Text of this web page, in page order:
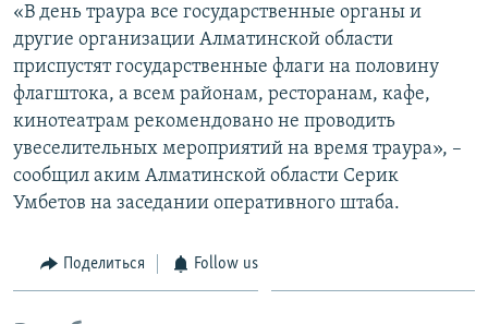
«В день траура все государственные органы и
другие организации Алматинской области
приспустят государственные флаги на половину
флагштока, а всем районам, ресторанам, кафе,
кинотеатрам рекомендовано не проводить
увеселительных мероприятий на время траура», –
сообщил аким Алматинской области Серик
Умбетов на заседании оперативного штаба.
Поделиться Follow us